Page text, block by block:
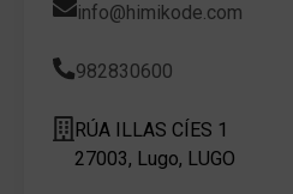
info@himikode.com
982830600
RÚA ILLAS CÍES 1
27003, Lugo, LUGO